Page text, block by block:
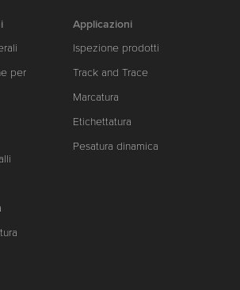
per
Applicazioni
Ispezione prodotti
Track and Trace
Marcatura
Etichettatura
Pesatura dinamica